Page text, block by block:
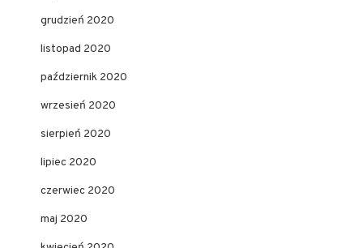
grudzień 2020
listopad 2020
październik 2020
wrzesień 2020
sierpień 2020
lipiec 2020
czerwiec 2020
maj 2020